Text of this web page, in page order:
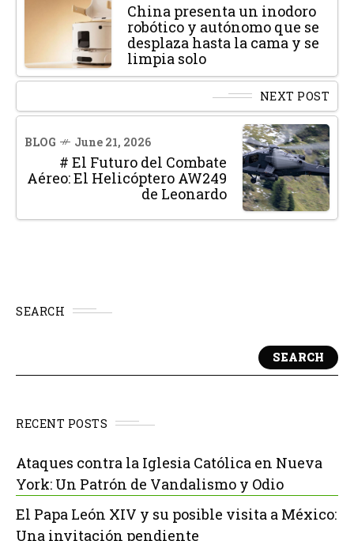
China presenta un inodoro
robótico y autónomo que se
desplaza hasta la cama y se
limpia solo
NEXT POST
BLOG June 21, 2026
# El Futuro del Combate
Aéreo: El Helicóptero AW249
de Leonardo
SEARCH
SEARCH
RECENT POSTS
Ataques contra la Iglesia Católica en Nueva
York: Un Patrón de Vandalismo y Odio
El Papa León XIV y su posible visita a México:
Una invitación pendiente